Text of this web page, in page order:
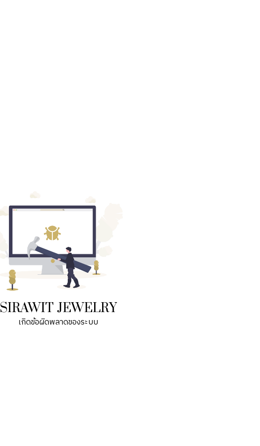
SIRAWIT JEWELRY
เกิดข้อผิดพลาดของระบบ